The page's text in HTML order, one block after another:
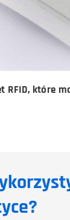
RFID, które